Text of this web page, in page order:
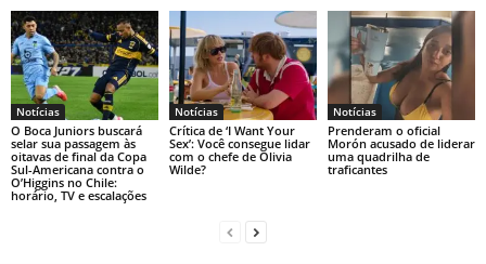
Notícias
O Boca Juniors buscará
selar sua passagem às
oitavas de final da Copa
Sul-Americana contra o
O’Higgins no Chile:
horário, TV e escalações
Notícias
Crítica de ‘I Want Your
Sex’: Você consegue lidar
com o chefe de Olivia
Wilde?
Notícias
Prenderam o oficial
Morón acusado de liderar
uma quadrilha de
traficantes